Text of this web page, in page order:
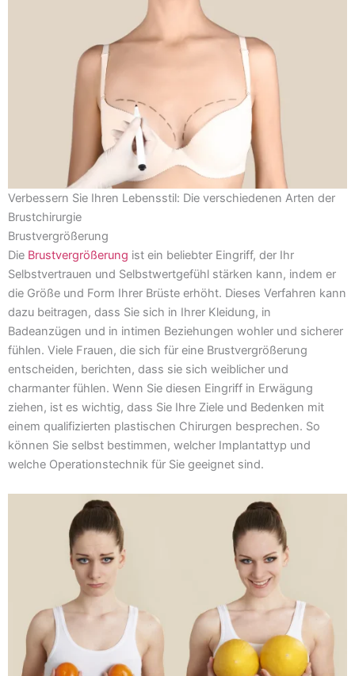
Verbessern Sie Ihren Lebensstil: Die verschiedenen Arten der
Brustchirurgie
Brustvergrößerung
Die Brustvergrößerung ist ein beliebter Eingriff, der Ihr
Selbstvertrauen und Selbstwertgefühl stärken kann, indem er
die Größe und Form Ihrer Brüste erhöht. Dieses Verfahren kann
dazu beitragen, dass Sie sich in Ihrer Kleidung, in
Badeanzügen und in intimen Beziehungen wohler und sicherer
fühlen. Viele Frauen, die sich für eine Brustvergrößerung
entscheiden, berichten, dass sie sich weiblicher und
charmanter fühlen. Wenn Sie diesen Eingriff in Erwägung
ziehen, ist es wichtig, dass Sie Ihre Ziele und Bedenken mit
einem qualifizierten plastischen Chirurgen besprechen. So
können Sie selbst bestimmen, welcher Implantattyp und
welche Operationstechnik für Sie geeignet sind.